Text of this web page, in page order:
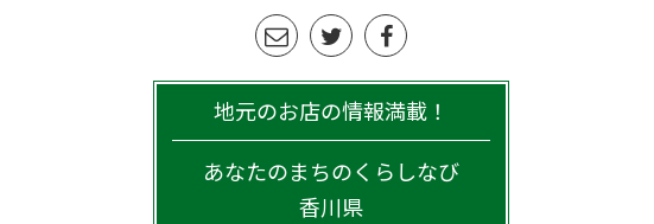
地元のお店の情報満載！
あなたのまちのくらしなび
香川県